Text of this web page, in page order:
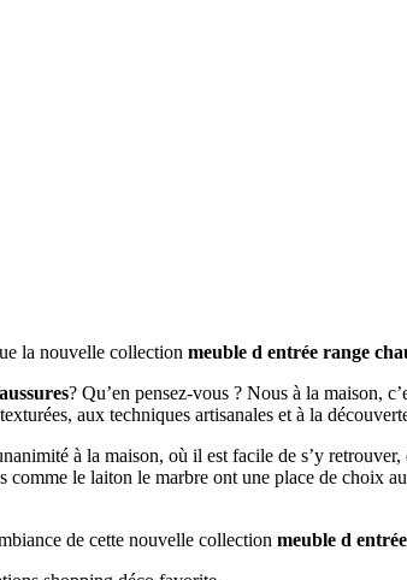
la nouvelle collection meuble d entrée range
? Qu’en pensez-vous ? Nous à la maison,
aux techniques artisanales et à la
à la maison, où il est facile de s’y
le laiton le marbre ont une place de choix
de cette nouvelle collection meuble d